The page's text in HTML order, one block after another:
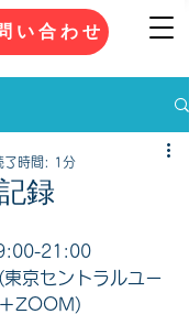
い合わせ
録
了時間: 1分
21:00
京セントラルユー
ZOOM)